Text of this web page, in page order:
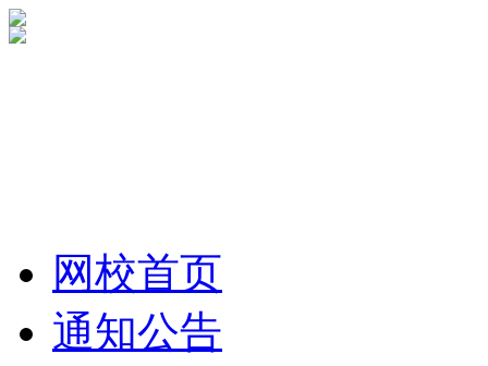
网校首页
通知公告